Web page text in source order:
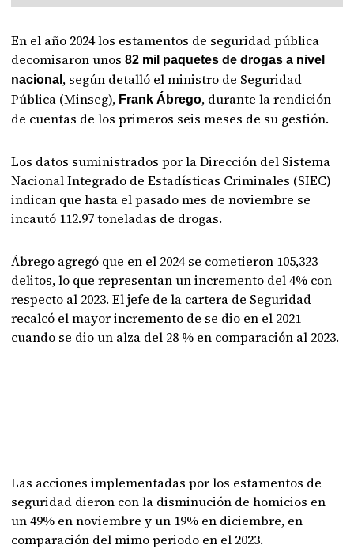
En el año 2024 los estamentos de seguridad pública
decomisaron unos82 mil paquetes de drogas a nivel
nacional , según detalló el ministro de Seguridad
Pública (Minseg), Frank Ábrego, durante la rendición
de cuentas de los primeros seis meses de su gestión.
Los datos suministrados por la Dirección del Sistema
Nacional Integrado de Estadísticas Criminales (SIEC)
indican que hasta el pasado mes de noviembre se
incautó 112.97 toneladas de drogas.
Ábrego agregó que en el 2024 se cometieron 105,323
delitos, lo que representan un incremento del 4% con
respecto al 2023. El jefe de la cartera de Seguridad
recalcó el mayor incremento de se dio en el 2021
cuando se dio un alza del 28 % en comparación al 2023.
Las acciones implementadas por los estamentos de
seguridad dieron con la disminución de homicios en
un 49% en noviembre y un 19% en diciembre, en
comparación del mimo periodo en el 2023.